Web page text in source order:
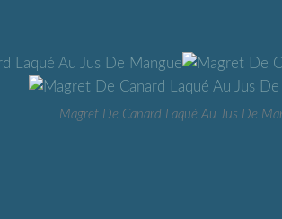
Magret De Canard Laqué Au Jus De